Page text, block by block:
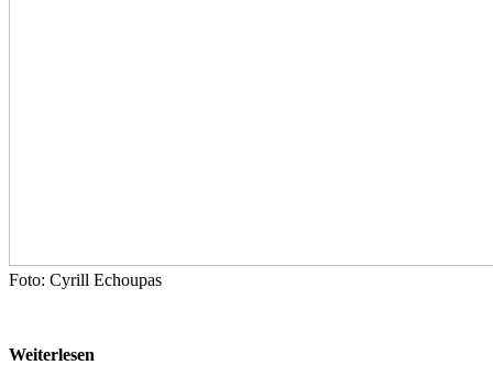
Foto: Cyrill Echoupas
Weiterlesen